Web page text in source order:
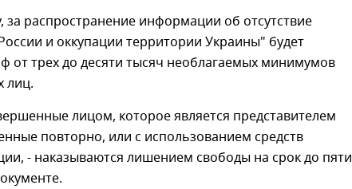
за распространение информации об отсутствие
и оккупации территории Украины" будет
от трех до десяти тысяч необлагаемых минимумов
лиц.
лицом, которое является представителем
повторно, или с использованием средств
- наказываются лишением свободы на срок до пяти